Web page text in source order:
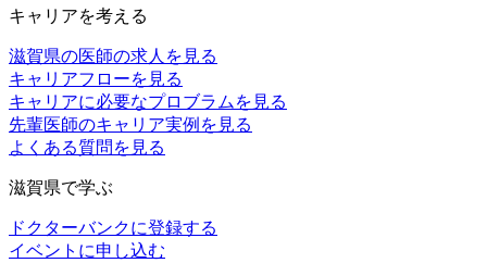
キャリアを考える
滋賀県の医師の求人を見る
キャリアフローを見る
キャリアに必要なプロブラムを見る
先輩医師のキャリア実例を見る
よくある質問を見る
滋賀県で学ぶ
ドクターバンクに登録する
イベントに申し込む